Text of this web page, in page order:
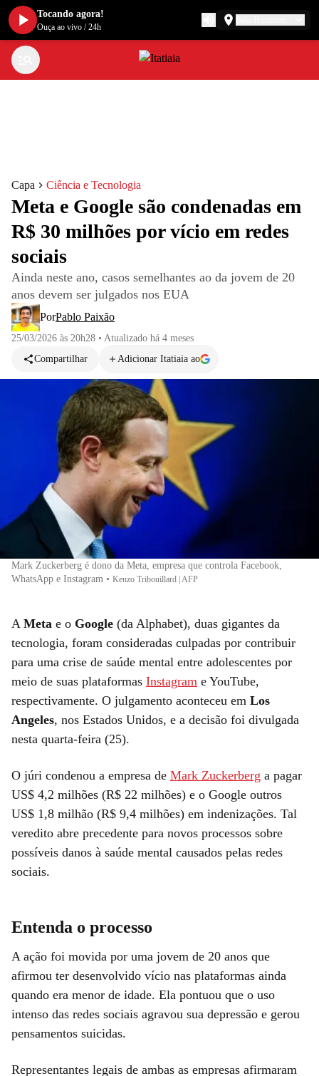
Capa Ciência e Tecnologia
Meta e Google são condenadas em
R$ 30 milhões por vício em redes
sociais
Ainda neste ano, casos semelhantes ao da jovem de 20
anos devem ser julgados nos EUA
PorPablo Paixão
25/03/2026 às 20h28 • Atualizado há 4 meses
Compartilhar
Adicionar Itatiaia ao
Mark Zuckerberg é dono da Meta, empresa que controla Facebook,
WhatsApp e Instagram • Kenzo Tribouillard | AFP
A Meta e o Google (da Alphabet), duas gigantes da
tecnologia, foram consideradas culpadas por contribuir
para uma crise de saúde mental entre adolescentes por
meio de suas plataformas Instagram e YouTube,
respectivamente. O julgamento aconteceu em Los
Angeles, nos Estados Unidos, e a decisão foi divulgada
nesta quarta-feira (25).
O júri condenou a empresa de Mark Zuckerberg a pagar
US$ 4,2 milhões (R$ 22 milhões) e o Google outros
US$ 1,8 milhão (R$ 9,4 milhões) em indenizações. Tal
veredito abre precedente para novos processos sobre
possíveis danos à saúde mental causados pelas redes
sociais.
Entenda o processo
A ação foi movida por uma jovem de 20 anos que
afirmou ter desenvolvido vício nas plataformas ainda
quando era menor de idade. Ela pontuou que o uso
intenso das redes sociais agravou sua depressão e gerou
pensamentos suicidas.
Representantes legais de ambas as empresas afirmaram
Tocando agora!
Ouça ao vivo /24h